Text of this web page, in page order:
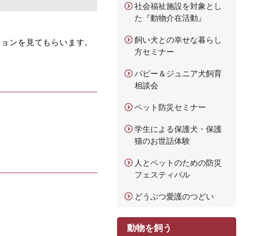
ンを見てもらいます。
社会福祉施設を対象とし
た『動物介在活動』
飼い犬との幸せな暮らし
方セミナー
パピー＆ジュニア犬飼育
相談会
ペット防災セミナー
学生による保護犬・保護
猫のお世話体験
人とペットのための防災
フェスティバル
どうぶつ愛護のつどい
動物を飼う